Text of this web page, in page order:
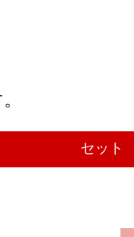
セット